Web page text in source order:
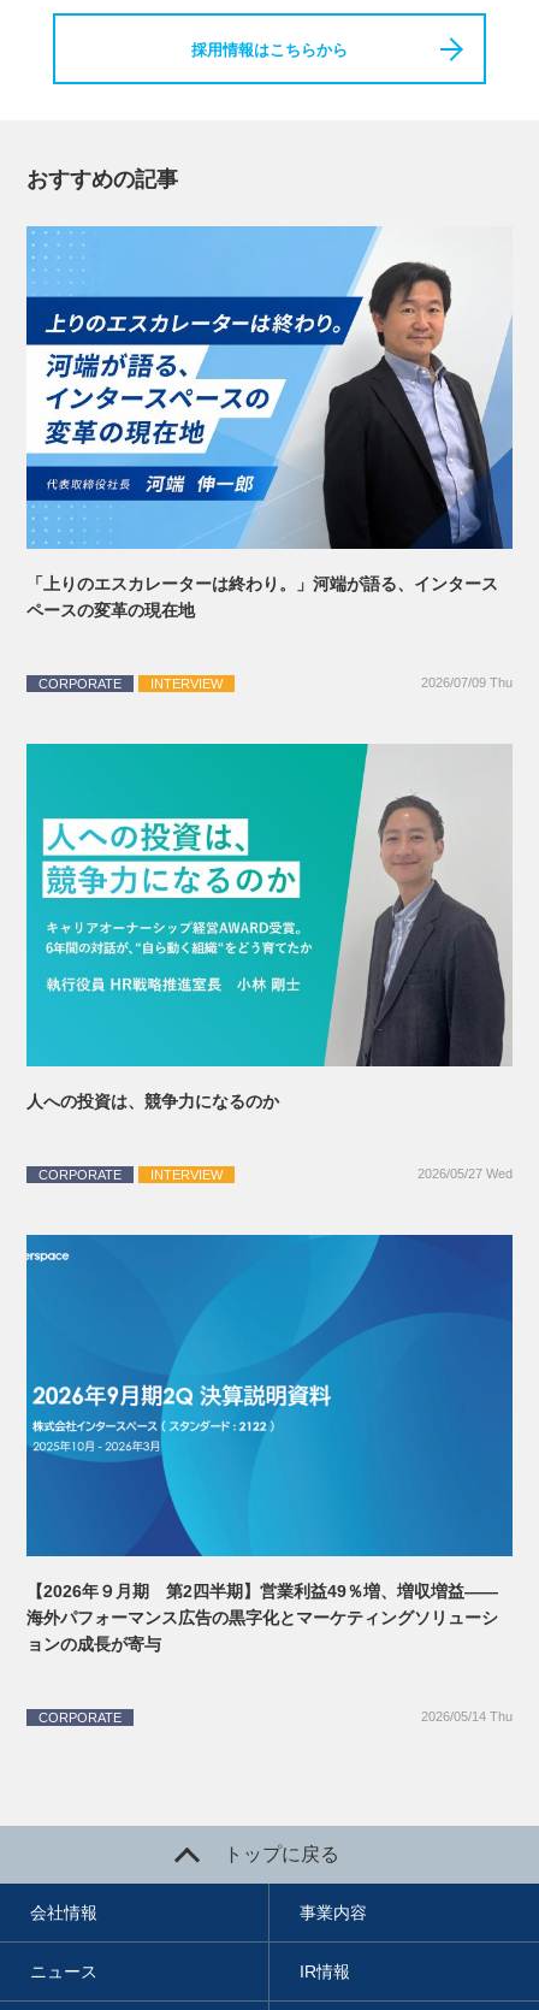
採用情報はこちらから
おすすめの記事
「上りのエスカレーターは終わり。」河端が語る、インタース
ペースの変革の現在地
CORPORATE INTERVIEW 2026/07/09 Thu
人への投資は、競争力になるのか
CORPORATE INTERVIEW 2026/05/27 Wed
【2026年９月期 第2四半期】営業利益49％増、増収増益――
海外パフォーマンス広告の黒字化とマーケティングソリューシ
ョンの成長が寄与
CORPORATE 2026/05/14 Thu
トップに戻る
会社情報 事業内容
ニュース IR情報